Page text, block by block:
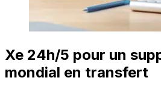
Xe 24h/5 pour un
mondial en transfert